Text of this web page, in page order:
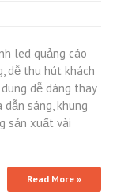
led quảng cáo
dễ thu hút khách
dễ dàng thay
sáng, khung
sản xuất vài
Read More »